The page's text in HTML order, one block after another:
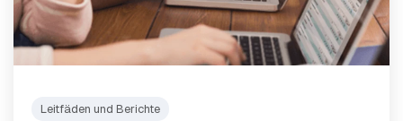
Leitfäden und Berichte